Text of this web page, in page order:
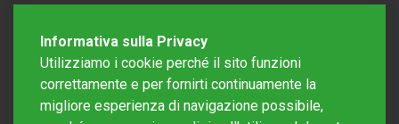
Informativa sulla Privacy
Utilizziamo i cookie perché il sito funzioni
correttamente e per fornirti continuamente la
migliore esperienza di navigazione possibile,